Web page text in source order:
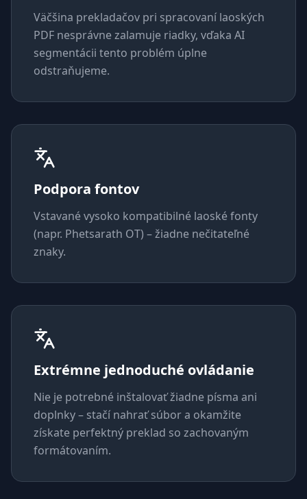
Väčšina prekladačov pri spracovaní laoských
PDF nesprávne zalamuje riadky, vďaka AI
segmentácii tento problém úplne
odstraňujeme.
Podpora fontov
Vstavané vysoko kompatibilné laoské fonty
(napr. Phetsarath OT) – žiadne nečitateľné
znaky.
Extrémne jednoduché ovládanie
Nie je potrebné inštalovať žiadne písma ani
doplnky – stačí nahrať súbor a okamžite
získate perfektný preklad so zachovaným
formátovaním.